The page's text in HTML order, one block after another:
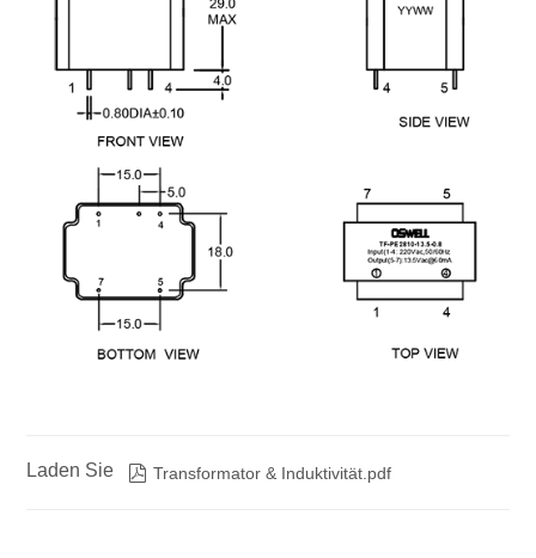
Laden Sie  Transformator & Induktivität.pdf